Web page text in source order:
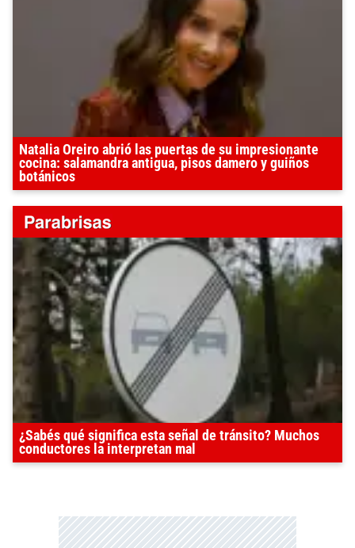
Natalia Oreiro abrió las puertas de su impresionante
cocina: salamandra antigua, pisos damero y guiños
botánicos
¿Sabés qué significa esta señal de tránsito? Muchos
conductores la interpretan mal